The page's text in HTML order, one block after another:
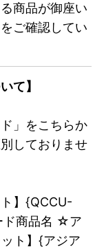
商品が御座い
ご確認してい
て】
」をこちらか
しておりませ
】{QCCU-
ド商品名 ☆ア
ト】{アジア